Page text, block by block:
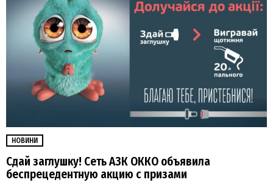
НОВИНИ
Сдай заглушку! Сеть АЗК ОККО объявила
беспрецедентную акцию с призами